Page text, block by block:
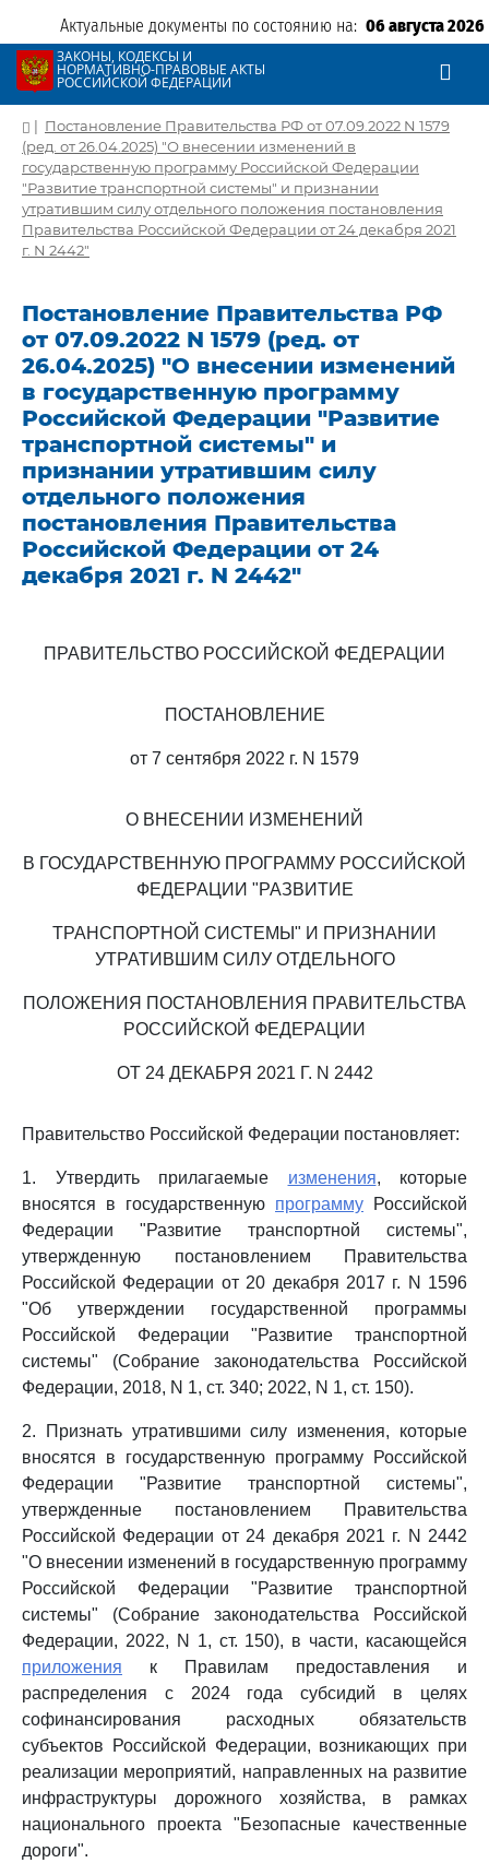
Актуальные документы по состоянию на: 06 августа 2026
ЗАКОНЫ, КОДЕКСЫ И
НОРМАТИВНО-ПРАВОВЫЕ АКТЫ
РОССИЙСКОЙ ФЕДЕРАЦИИ
| Постановление Правительства РФ от 07.09.2022 N 1579
(ред. от 26.04.2025) "О внесении изменений в
государственную программу Российской Федерации
"Развитие транспортной системы" и признании
утратившим силу отдельного положения постановления
Правительства Российской Федерации от 24 декабря 2021
г. N 2442"
Постановление Правительства РФ
от 07.09.2022 N 1579 (ред. от
26.04.2025) "О внесении изменений
в государственную программу
Российской Федерации "Развитие
транспортной системы" и
признании утратившим силу
отдельного положения
постановления Правительства
Российской Федерации от 24
декабря 2021 г. N 2442"
ПРАВИТЕЛЬСТВО РОССИЙСКОЙ ФЕДЕРАЦИИ
ПОСТАНОВЛЕНИЕ
от 7 сентября 2022 г. N 1579
О ВНЕСЕНИИ ИЗМЕНЕНИЙ
В ГОСУДАРСТВЕННУЮ ПРОГРАММУ РОССИЙСКОЙ
ФЕДЕРАЦИИ "РАЗВИТИЕ
ТРАНСПОРТНОЙ СИСТЕМЫ" И ПРИЗНАНИИ
УТРАТИВШИМ СИЛУ ОТДЕЛЬНОГО
ПОЛОЖЕНИЯ ПОСТАНОВЛЕНИЯ ПРАВИТЕЛЬСТВА
РОССИЙСКОЙ ФЕДЕРАЦИИ
ОТ 24 ДЕКАБРЯ 2021 Г. N 2442
Правительство Российской Федерации постановляет:
1. Утвердить прилагаемые изменения, которые
вносятся в государственную программу Российской
Федерации "Развитие транспортной системы",
утвержденную постановлением Правительства
Российской Федерации от 20 декабря 2017 г. N 1596
"Об утверждении государственной программы
Российской Федерации "Развитие транспортной
системы" (Собрание законодательства Российской
Федерации, 2018, N 1, ст. 340; 2022, N 1, ст. 150).
2. Признать утратившими силу изменения, которые
вносятся в государственную программу Российской
Федерации "Развитие транспортной системы",
утвержденные постановлением Правительства
Российской Федерации от 24 декабря 2021 г. N 2442
"О внесении изменений в государственную программу
Российской Федерации "Развитие транспортной
системы" (Собрание законодательства Российской
Федерации, 2022, N 1, ст. 150), в части, касающейся
приложения к Правилам предоставления и
распределения с 2024 года субсидий в целях
софинансирования расходных обязательств
субъектов Российской Федерации, возникающих при
реализации мероприятий, направленных на развитие
инфраструктуры дорожного хозяйства, в рамках
национального проекта "Безопасные качественные
дороги".